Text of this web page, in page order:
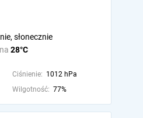
28°C
słonecznie
Ciśnienie: 1012 hPa
Wilgotność: 77%